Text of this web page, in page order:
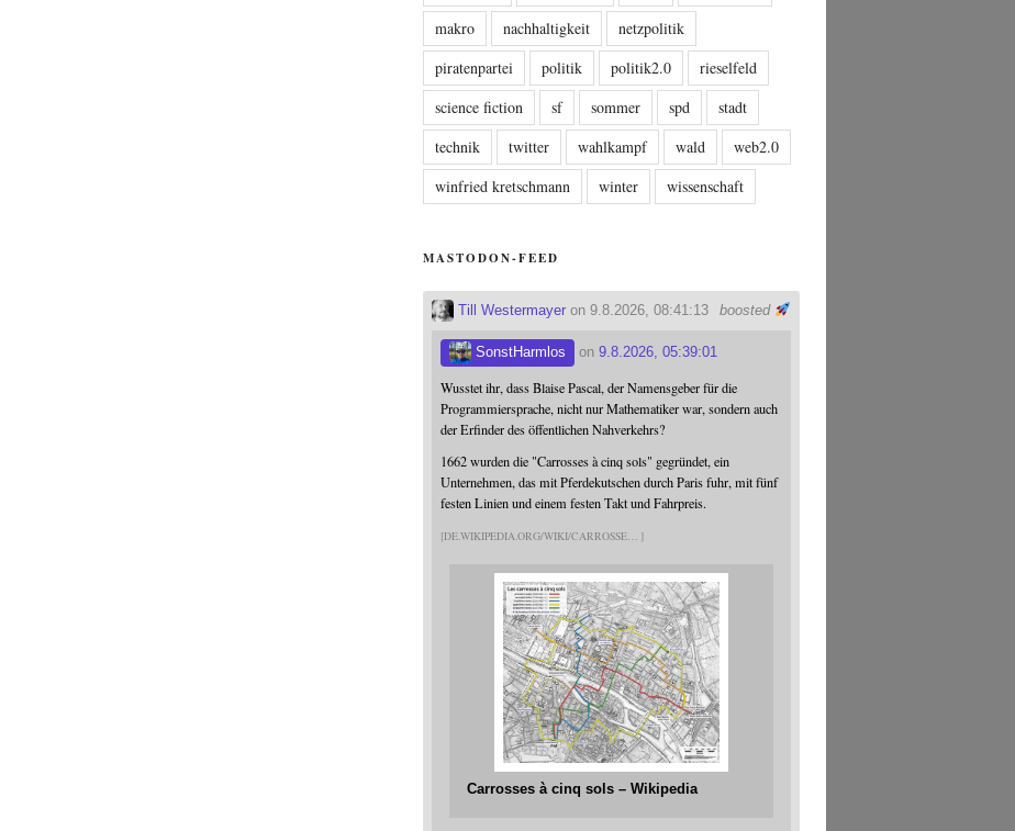
makro
nachhaltigkeit
netzpolitik
piratenpartei
politik politik2.0
rieselfeld
science fiction
sf sommer spd
stadt
technik
twitter wahlkampf wald
web2.0
winfried kretschmann
winter wissenschaft
MASTODON-FEED
boosted
Till Westermayer on 9.8.2026, 08:41:13
SonstHarmlos on9.8.2026, 05:39:01
Wusstet ihr, dass Blaise Pascal, der Namensgeber für die
Programmiersprache, nicht nur Mathematiker war, sondern auch
der Erfinder des öffentlichen Nahverkehrs?
1662 wurden die "Carrosses à cinq sols" gegründet, ein
Unternehmen, das mit Pferdekutschen durch Paris fuhr, mit fünf
festen Linien und einem festen Takt und Fahrpreis.
DE.WIKIPEDIA.ORG/WIKI/CARROSSE
Carrosses à cinq sols – Wikipedia